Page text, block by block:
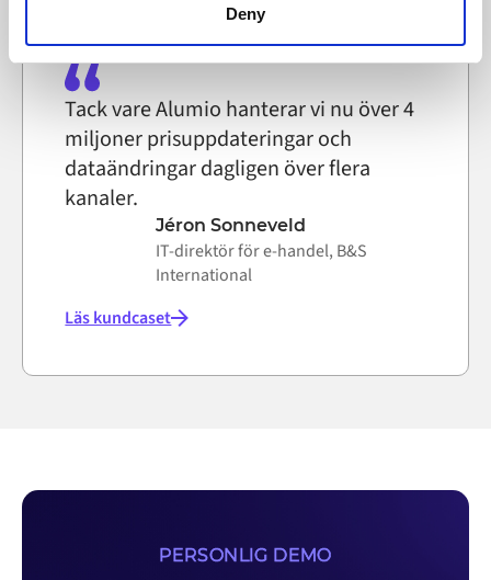
functioning of the website, however. We also use third-
on the internet
Deny
Tack vare Alumio hanterar vi nu över 4
miljoner prisuppdateringar och
dataändringar dagligen över flera
kanaler.
Jéron Sonneveld
IT-direktör för e-handel, B&S
International
Läs kundcaset
PERSONLIG DEMO